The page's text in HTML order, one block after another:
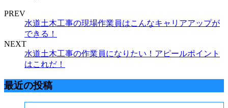
PREV
水道土木工事の現場作業員はこんなキャリアアップが
できる！
NEXT
水道土木工事の作業員になりたい！アピールポイント
はこれだ！
最近の投稿